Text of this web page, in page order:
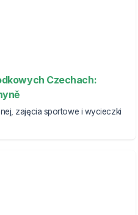
Czechach:
zajęcia sportowe i wycieczki